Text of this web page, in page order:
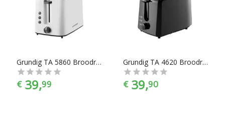
Grundig TA 5860 Broodrooster
€ 39,99
Grundig TA 4620 Broodrooster
€ 39,90